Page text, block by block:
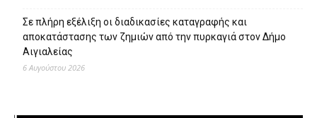
Σε πλήρη εξέλιξη οι διαδικασίες καταγραφής και
αποκατάστασης των ζημιών από την πυρκαγιά στον Δήμο
Αιγιαλείας
6 Αυγούστου 2026